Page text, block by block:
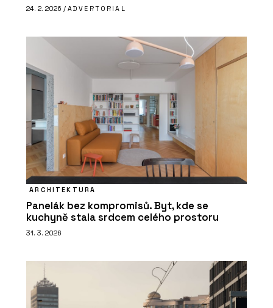
24. 2. 2026 / ADVERTORIAL
ARCHITEKTURA
Panelák bez kompromisů. Byt, kde se
kuchyně stala srdcem celého prostoru
31. 3. 2026